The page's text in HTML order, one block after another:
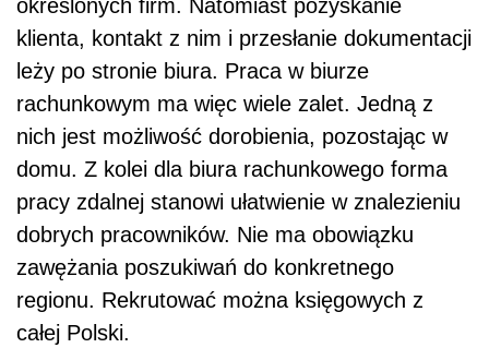
określonych firm. Natomiast pozyskanie
klienta, kontakt z nim i przesłanie dokumentacji
leży po stronie biura. Praca w biurze
rachunkowym ma więc wiele zalet. Jedną z
nich jest możliwość dorobienia, pozostając w
domu. Z kolei dla biura rachunkowego forma
pracy zdalnej stanowi ułatwienie w znalezieniu
dobrych pracowników. Nie ma obowiązku
zawężania poszukiwań do konkretnego
regionu. Rekrutować można księgowych z
całej Polski.